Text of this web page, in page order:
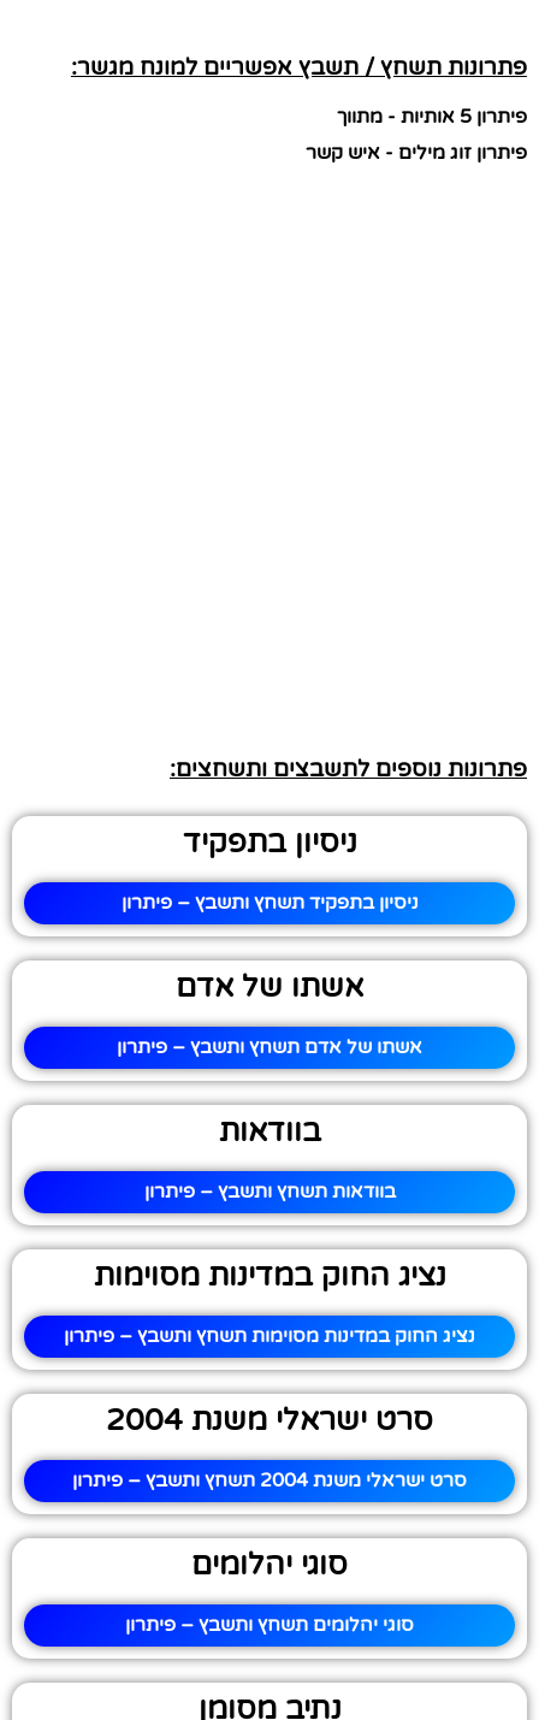
פתרונות תשחץ / תשבץ אפשריים למונח מגשר:
פיתרון 5 אותיות - מתווך
פיתרון זוג מילים - איש קשר
פתרונות נוספים לתשבצים ותשחצים:
ניסיון בתפקיד
ניסיון בתפקיד תשחץ ותשבץ – פיתרון
אשתו של אדם
אשתו של אדם תשחץ ותשבץ – פיתרון
בוודאות
בוודאות תשחץ ותשבץ – פיתרון
נציג החוק במדינות מסוימות
נציג החוק במדינות מסוימות תשחץ ותשבץ – פיתרון
סרט ישראלי משנת 2004
סרט ישראלי משנת 2004 תשחץ ותשבץ – פיתרון
סוגי יהלומים
סוגי יהלומים תשחץ ותשבץ – פיתרון
נתיב מסומן